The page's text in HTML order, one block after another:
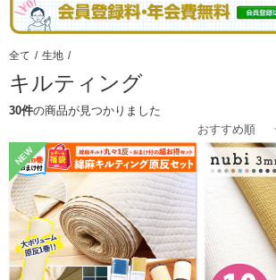
全て / 生地 /
キルティング
30件の商品が見つかりました
NEW